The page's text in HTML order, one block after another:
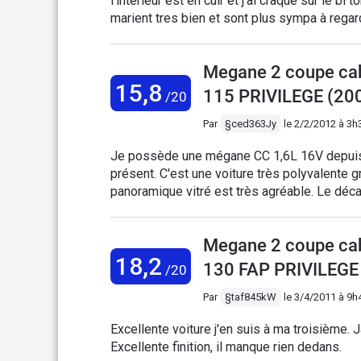
marient tres bien et sont plus sympa à
sieges arrieres qu'ils trouvent plus
un peu... le moteur n'est pas un sportif en
transpirer en voyant une voiture arrivait en
juste la direction un peu floue. l'assistance
remontées c'est faisable et agréable.
et qui m'a fait sauter la courroie d'alternateur à déplorer. ca
vidanges j'ai rien à signaler. je viens de lui
achat à 60 000kms je n'ai changé que les
15,8 /20
Megane 2 coupe
115 PRIVILEGE
Par §ced363Jy le 2/2/2012 à
Je possède une mégane CC 1,6L 16V
présent. C'est une voiture très polyvalente
panoramique vitré est très agréable. Le
plus vorace. Les places arrières sont
souhaitez rouler ouvert sur autoroute. Pour
à vivre, très bien équipée et polyvalente.
18,2 /20
Megane 2 coupe
130 FAP
Par §taf845kW le 3/4/2011 à
Excellente voiture j'en suis à ma troisième.
Excellente finition, il manque rien dedans.